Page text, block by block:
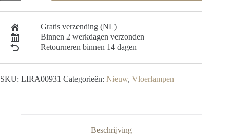
Gratis verzending (NL)
Binnen 2 werkdagen verzonden
Retourneren binnen 14 dagen
SKU: LIRA00931 Categorieën: Nieuw, Vloerlampen
Beschrijving